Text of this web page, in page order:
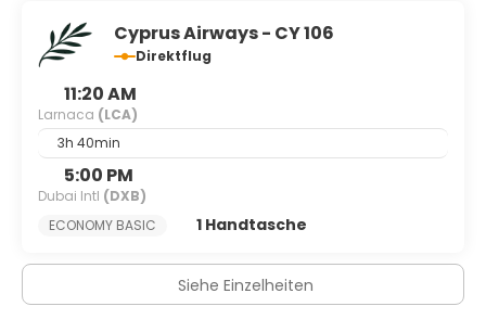
Cyprus Airways - CY 106
Direktflug
11:20 AM
Larnaca (LCA)
3h 40min
5:00 PM
Dubai Intl (DXB)
ECONOMY BASIC
1 Handtasche
Siehe Einzelheiten